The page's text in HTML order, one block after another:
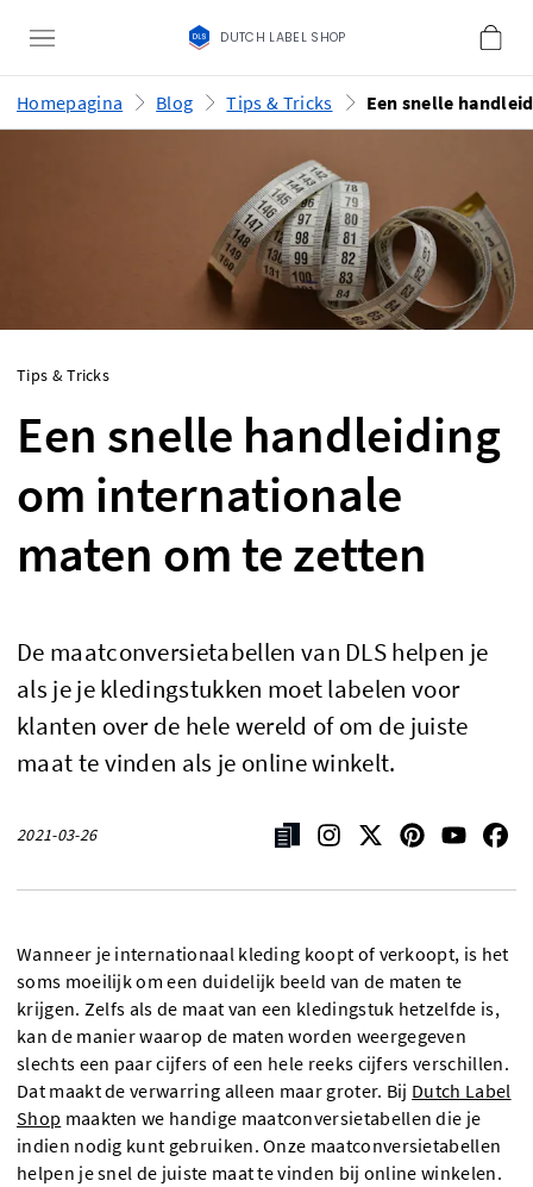
DUTCH LABEL SHOP
Homepagina Blog Tips & Tricks
Tips & Tricks
Een snelle handleiding
om internationale
maten om te zetten
De maatconversietabellen van DLS helpen je
als je je kledingstukken moet labelen voor
klanten over de hele wereld of om de juiste
maat te vinden als je online winkelt.
2021-03-26
Wanneer je internationaal kleding koopt of verkoopt, is het
soms moeilijk om een duidelijk beeld van de maten te
krijgen. Zelfs als de maat van een kledingstuk hetzelfde is,
kan de manier waarop de maten worden weergegeven
slechts een paar cijfers of een hele reeks cijfers verschillen.
Dat maakt de verwarring alleen maar groter. Bij Dutch Label
Shop maakten we handige maatconversietabellen die je
indien nodig kunt gebruiken. Onze maatconversietabellen
helpen je snel de juiste maat te vinden bij online winkelen.